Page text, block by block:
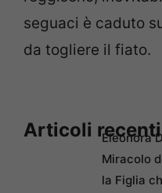
seguaci è caduto
da togliere il fiato.
Articoli recenti
Eleonora
Miracolo
la Figlia